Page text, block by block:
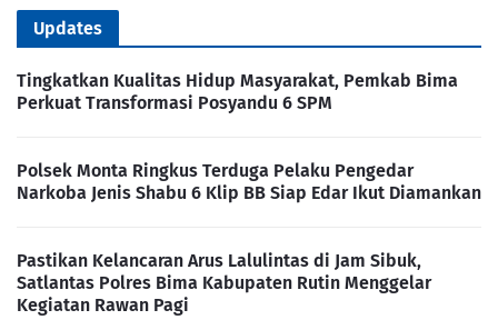
Updates
Tingkatkan Kualitas Hidup Masyarakat, Pemkab Bima
Perkuat Transformasi Posyandu 6 SPM
Polsek Monta Ringkus Terduga Pelaku Pengedar
Narkoba Jenis Shabu 6 Klip BB Siap Edar Ikut Diamankan
Pastikan Kelancaran Arus Lalulintas di Jam Sibuk,
Satlantas Polres Bima Kabupaten Rutin Menggelar
Kegiatan Rawan Pagi